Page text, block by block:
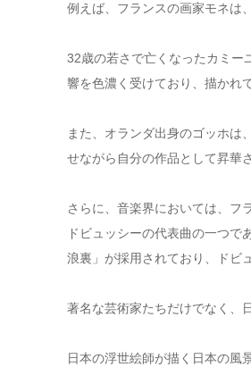
例えば、フランスの画家モネは
32歳の若さで亡くなったカミー
響を色濃く受けており、描かれ
また、オランダ出身のゴッホは
せながら自分の作品として昇華
さらに、音楽界においては、フ
ドビュッシーの代表曲の一つ
浪裏」が採用されており、ドビ
著名な芸術家たちだけでなく、
日本の浮世絵師が描く日本の風